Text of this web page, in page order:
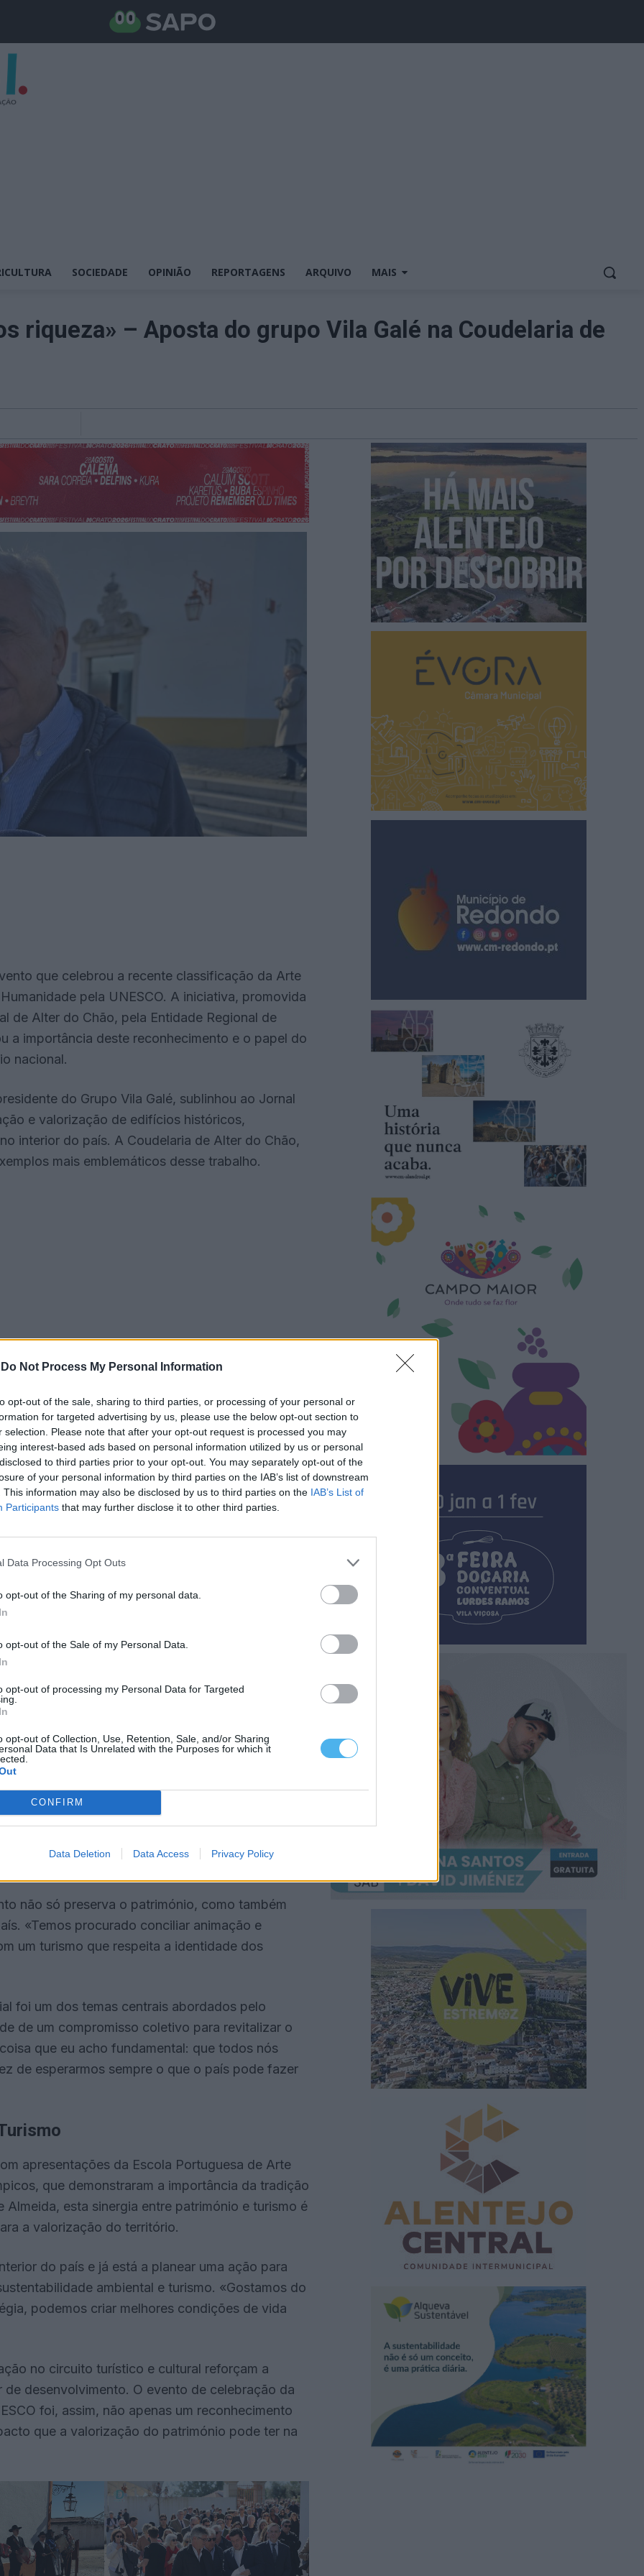
Do Not Process My Personal Information
opt-out of the sale, sharing to third parties, or processing of your personal or
for targeted advertising by us, please use the below opt-out section to
selection. Please note that after your opt-out request is processed you may
interest-based ads based on personal information utilized by us or personal
to third parties prior to your opt-out. You may separately opt-out of the
of your personal information by third parties on the IAB’s list of downstream
This information may also be disclosed by us to third parties on the IAB’s List of
Participants that may further disclose it to other third parties.
Data Processing Opt Outs
opt-out of the Sharing of my personal data.
opt-out of the Sale of my Personal Data.
opt-out of processing my Personal Data for Targeted
opt-out of Collection, Use, Retention, Sale, and/or Sharing
Data that Is Unrelated with the Purposes for which it
CONFIRM
Data Deletion Data Access Privacy Policy
SOCIEDADE OPINIÃO REPORTAGENS ARQUIVO MAIS
riqueza» – Aposta do grupo Vila Galé na Coudelaria de
que celebrou a recente classificação da Arte
pela UNESCO. A iniciativa, promovida
de Alter do Chão, pela Entidade Regional de
a importância deste reconhecimento e o papel do
nacional.
do Grupo Vila Galé, sublinhou ao Jornal
e valorização de edifícios históricos,
interior do país. A Coudelaria de Alter do Chão,
mais emblemáticos desse trabalho.
Papel do Turismo
2020, com a inauguração do hotel Vila Galé
uma das mais antigas coudelarias do mundo,
a unidade teve de encerrar devido à
previsto para o local.
de nunca conseguirmos realizar o projeto
recordou Jorge Rebelo de Almeida.
das Lezírias, o empresário considera que foi
ao fim destes anos todos, conseguimos ver este
grupo de reabilitação do património edificado,
combina alojamento, cultura e atividades
promove a história do cavalo lusitano e das
ligadas à arte equestre e ao enoturismo.
Património
principais apostas do Grupo Vila Galé, que,
históricos em hotéis, contribuindo para o
do país. «Demos dinamismo, criámos riqueza
não só preserva o património, como também
«Temos procurado conciliar animação e
um turismo que respeita a identidade dos
foi um dos temas centrais abordados pelo
de um compromisso coletivo para revitalizar o
que eu acho fundamental: que todos nós
de esperarmos sempre o que o país pode fazer
apresentações da Escola Portuguesa de Arte
que demonstraram a importância da tradição
esta sinergia entre património e turismo é
a valorização do território.
do país e já está a planear uma ação para
ambiental e turismo. «Gostamos do
podemos criar melhores condições de vida
no circuito turístico e cultural reforçam a
desenvolvimento. O evento de celebração da
foi, assim, não apenas um reconhecimento
que a valorização do património pode ter na